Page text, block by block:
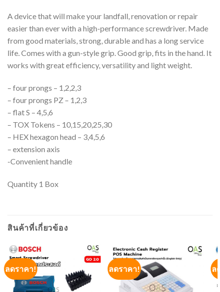
A device that will make your landfall, renovation or repair
easier than ever with a high-performance screwdriver. Made
from good materials, strong, durable and has a long service
life. Comes with a gun-style grip. Good grip, fits in the hand. It
works with great efficiency, versatility and light weight.
– four prongs – 1,2,2,3
– four prongs PZ – 1,2,3
– flat S – 4,5,6
– TOX Tokens – 10,15,20,25,30
– HEX hexagon head – 3,4,5,6
– extension axis
-Convenient handle
Quantity 1 Box
สินค้าที่เกี่ยวข้อง
ลดราคา! ลดราคา! ล